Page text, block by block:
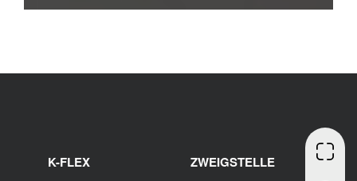
K-FLEX
ZWEIGSTELLE